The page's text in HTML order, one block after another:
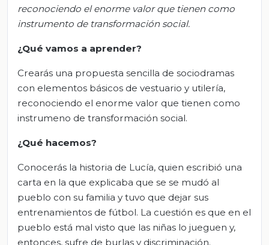
reconociendo el enorme valor que tienen como
instrumento de transformación social.
¿Qué vamos a aprender?
Crearás una propuesta sencilla de sociodramas
con elementos básicos de vestuario y utilería,
reconociendo el enorme valor que tienen como
instrumeno de transformación social.
¿Qué hacemos?
Conocerás la historia de Lucía, quien escribió una
carta en la que explicaba que se se mudó al
pueblo con su familia y tuvo que dejar sus
entrenamientos de fútbol. La cuestión es que en el
pueblo está mal visto que las niñas lo jueguen y,
entonces, sufre de burlas y discriminación.